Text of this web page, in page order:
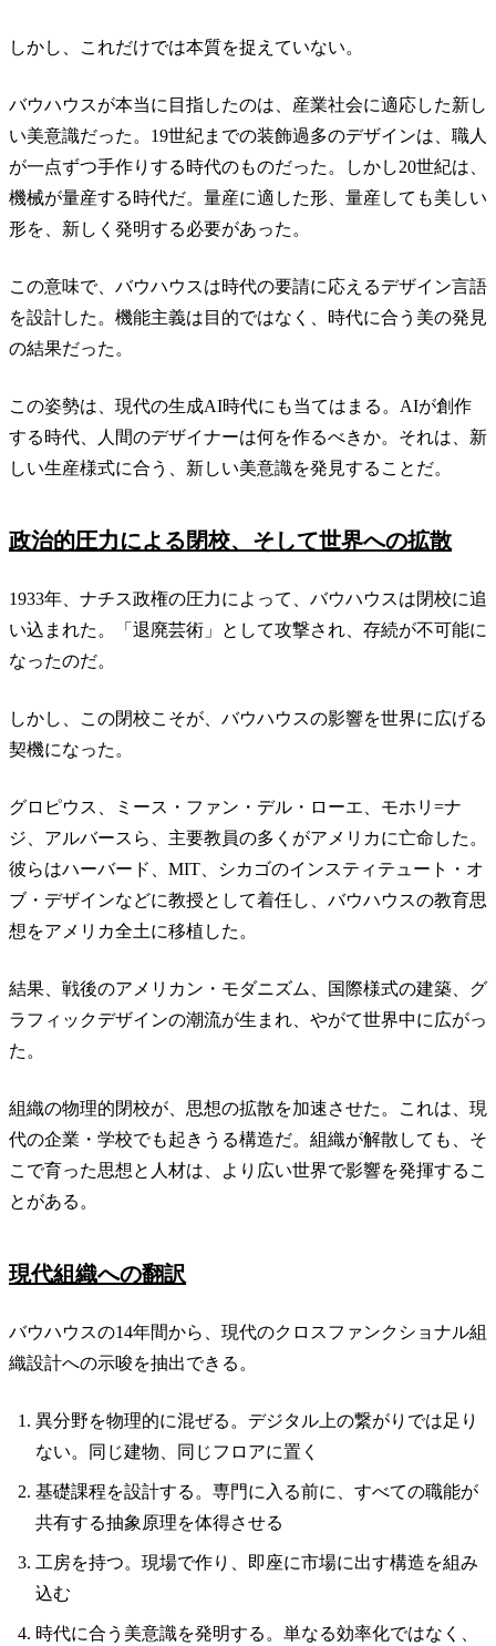
しかし、これだけでは本質を捉えていない。
バウハウスが本当に目指したのは、産業社会に適応した新し
い美意識だった。19世紀までの装飾過多のデザインは、職人
が一点ずつ手作りする時代のものだった。しかし20世紀は、
機械が量産する時代だ。量産に適した形、量産しても美しい
形を、新しく発明する必要があった。
この意味で、バウハウスは時代の要請に応えるデザイン言語
を設計した。機能主義は目的ではなく、時代に合う美の発見
の結果だった。
この姿勢は、現代の生成AI時代にも当てはまる。AIが創作
する時代、人間のデザイナーは何を作るべきか。それは、新
しい生産様式に合う、新しい美意識を発見することだ。
政治的圧力による閉校、そして世界への拡散
1933年、ナチス政権の圧力によって、バウハウスは閉校に追
い込まれた。「退廃芸術」として攻撃され、存続が不可能に
なったのだ。
しかし、この閉校こそが、バウハウスの影響を世界に広げる
契機になった。
グロピウス、ミース・ファン・デル・ローエ、モホリ=ナ
ジ、アルバースら、主要教員の多くがアメリカに亡命した。
彼らはハーバード、MIT、シカゴのインスティテュート・オ
ブ・デザインなどに教授として着任し、バウハウスの教育思
想をアメリカ全土に移植した。
結果、戦後のアメリカン・モダニズム、国際様式の建築、グ
ラフィックデザインの潮流が生まれ、やがて世界中に広がっ
た。
組織の物理的閉校が、思想の拡散を加速させた。これは、現
代の企業・学校でも起きうる構造だ。組織が解散しても、そ
こで育った思想と人材は、より広い世界で影響を発揮するこ
とがある。
現代組織への翻訳
バウハウスの14年間から、現代のクロスファンクショナル組
織設計への示唆を抽出できる。
異分野を物理的に混ぜる。デジタル上の繋がりでは足り
ない。同じ建物、同じフロアに置く
基礎課程を設計する。専門に入る前に、すべての職能が
共有する抽象原理を体得させる
工房を持つ。現場で作り、即座に市場に出す構造を組み
込む
時代に合う美意識を発明する。単なる効率化ではなく、